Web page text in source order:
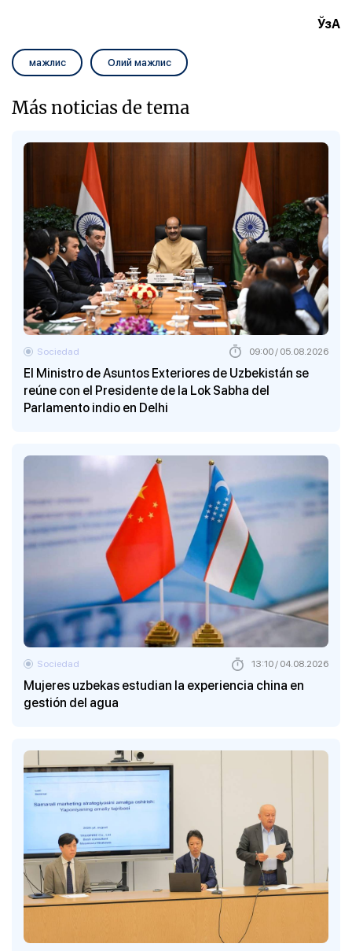
ЎзА
мажлис Олий мажлис
Más noticias de tema
El Ministro de Asuntos Exteriores de Uzbekistán se
reúne con el Presidente de la Lok Sabha del
Parlamento indio en Delhi
Sociedad 09:00 / 05.08.2026
Mujeres uzbekas estudian la experiencia china en
gestión del agua
Sociedad 13:10 / 04.08.2026